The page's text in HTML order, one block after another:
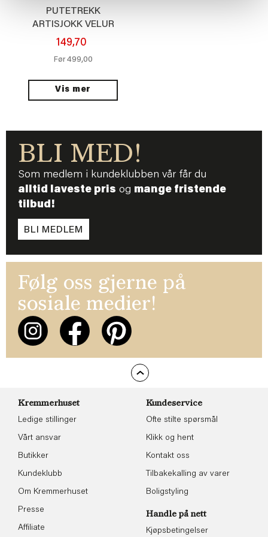
PUTETREKK
ARTISJOKK VELUR
48X48CM
149,70
Før499,00
Vis mer
BLI MED!
Som medlem i kundeklubben vår får du
alltid laveste pris og mange fristende
tilbud!
BLI MEDLEM
Følg oss gjerne på
sosiale medier!
Kremmerhuset
Ledige stillinger
Vårt ansvar
Butikker
Kundeklubb
Om Kremmerhuset
Presse
Affiliate
Kundeservice
Ofte stilte spørsmål
Klikk og hent
Kontakt oss
Tilbakekalling av varer
Boligstyling
Handle på nett
Kjøpsbetingelser